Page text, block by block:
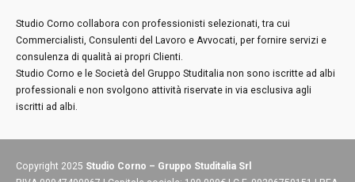
Studio Corno collabora con professionisti selezionati, tra cui
Commercialisti, Consulenti del Lavoro e Avvocati, per fornire servizi e
consulenza di qualità ai propri Clienti.
Studio Corno e le Società del Gruppo Studitalia non sono iscritte ad albi
professionali e non svolgono attività riservate in via esclusiva agli
iscritti ad albi.
Copyright 2025 Studio Corno – Gruppo Studitalia Srl